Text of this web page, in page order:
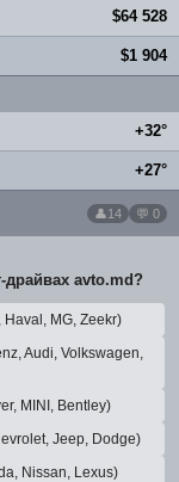
$64 528
$1 904
+32°
+27°
14 💬 0
драйвах avto.md?
Haval, MG, Zeekr)
Audi, Volkswagen,
MINI, Bentley)
Jeep, Dodge)
Nissan, Lexus)